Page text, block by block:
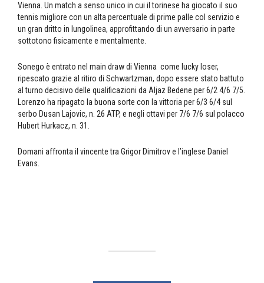
Vienna. Un match a senso unico in cui il torinese ha giocato il suo
tennis migliore con un alta percentuale di prime palle col servizio e
un gran dritto in lungolinea, approfittando di un avversario in parte
sottotono fisicamente e mentalmente.
Sonego è entrato nel main draw di Vienna come lucky loser,
ripescato grazie al ritiro di Schwartzman, dopo essere stato battuto
al turno decisivo delle qualificazioni da Aljaz Bedene per 6/2 4/6 7/5.
Lorenzo ha ripagato la buona sorte con la vittoria per 6/3 6/4 sul
serbo Dusan Lajovic, n. 26 ATP, e negli ottavi per 7/6 7/6 sul polacco
Hubert Hurkacz, n. 31.
Domani affronta il vincente tra Grigor Dimitrov e l’inglese Daniel
Evans.